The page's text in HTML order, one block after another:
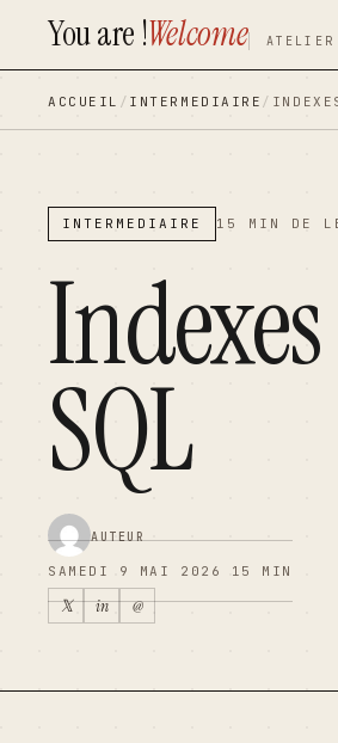
contenu
principal
contenu
principal
You are !Welcome
ACCUEIL / INTERMEDIAIRE /
INTERMEDIAIRE 15 MIN DE
SQL
AUTEUR
SAMEDI 9 MAI 2026 15 MIN
𝕏 in @